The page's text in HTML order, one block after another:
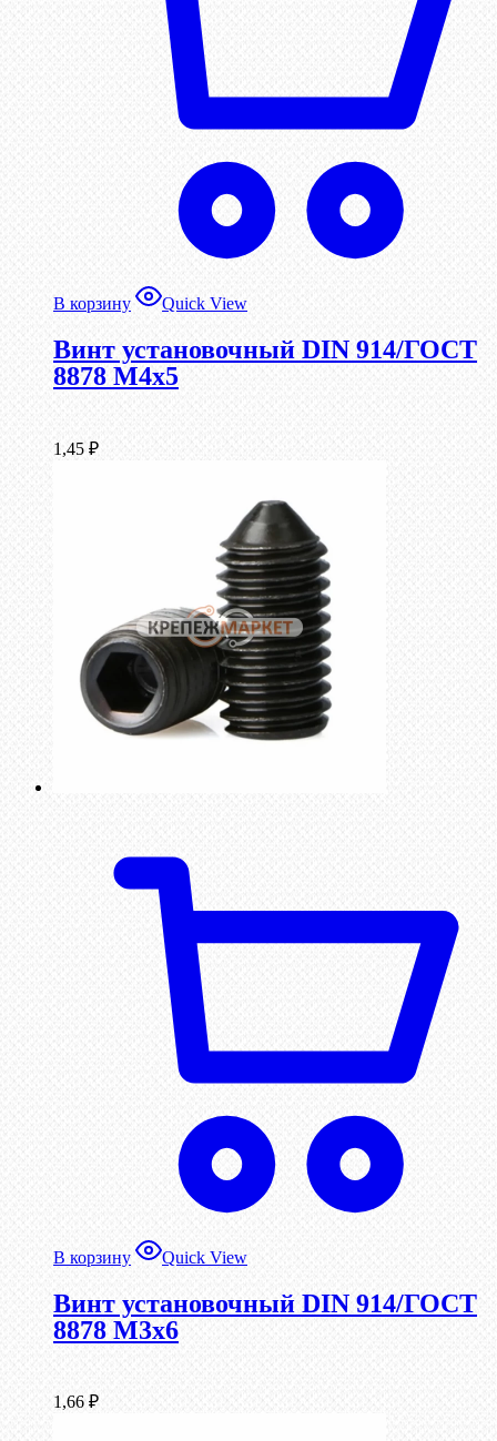
В корзину Quick View
Винт установочный DIN 914/ГОСТ
8878 M4x5
1,45 ₽
В корзину Quick View
Винт установочный DIN 914/ГОСТ
8878 M3x6
1,66 ₽